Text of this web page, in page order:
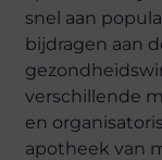
snel aan
bijdragen aan
verschillende
en
apotheek van